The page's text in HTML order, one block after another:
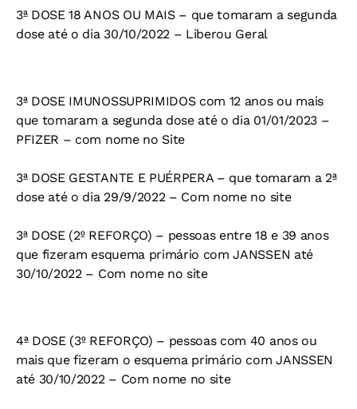
3ª DOSE 18 ANOS OU MAIS – que tomaram a segunda
dose até o dia 30/10/2022 – Liberou Geral
3ª DOSE IMUNOSSUPRIMIDOS com 12 anos ou mais
que tomaram a segunda dose até o dia 01/01/2023 –
PFIZER – com nome no Site
3ª DOSE GESTANTE E PUÉRPERA – que tomaram a 2ª
dose até o dia 29/9/2022 – Com nome no site
3ª DOSE (2º REFORÇO) – pessoas entre 18 e 39 anos
que fizeram esquema primário com JANSSEN até
30/10/2022 – Com nome no site
4ª DOSE (3º REFORÇO) – pessoas com 40 anos ou
mais que fizeram o esquema primário com JANSSEN
até 30/10/2022 – Com nome no site